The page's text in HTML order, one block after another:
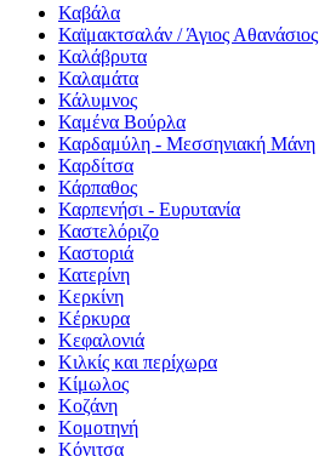
Καβάλα
Καϊμακτσαλάν / Άγιος Αθανάσιος
Καλάβρυτα
Καλαμάτα
Κάλυμνος
Καμένα Βούρλα
Καρδαμύλη - Μεσσηνιακή Μάνη
Καρδίτσα
Κάρπαθος
Καρπενήσι - Ευρυτανία
Καστελόριζο
Καστοριά
Κατερίνη
Κερκίνη
Κέρκυρα
Κεφαλονιά
Κιλκίς και περίχωρα
Κίμωλος
Κοζάνη
Κομοτηνή
Κόνιτσα